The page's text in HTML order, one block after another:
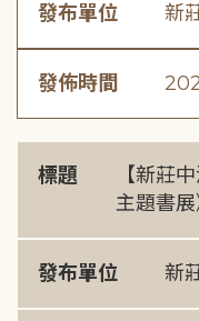
發布單位 新
發佈時間
標題
【新莊
主題書
發布單位 新